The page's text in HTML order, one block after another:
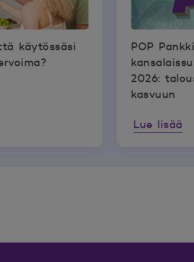
käytössäsi
POP
2026:
kasvuun
Lue lisää